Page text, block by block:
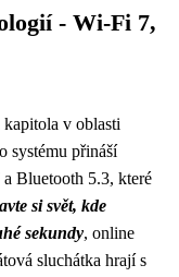
- Wi-Fi 7,
v oblasti
systému přináší
Bluetooth 5.3, které
si svět, kde
sekundy, online
sluchátka hrají s